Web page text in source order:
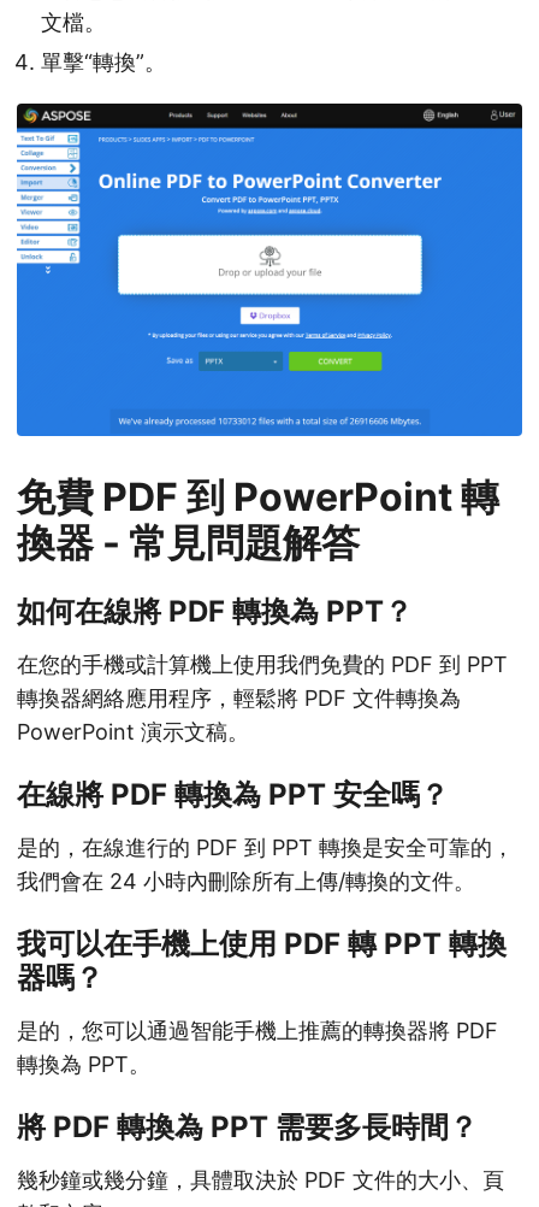
文檔。
單擊“轉換”。
免費 PDF 到 PowerPoint 轉
換器 - 常見問題解答
如何在線將 PDF 轉換為 PPT？
在您的手機或計算機上使用我們免費的 PDF 到 PPT
轉換器網絡應用程序，輕鬆將 PDF 文件轉換為
PowerPoint 演示文稿。
在線將 PDF 轉換為 PPT 安全嗎？
是的，在線進行的 PDF 到 PPT 轉換是安全可靠的，
我們會在 24 小時內刪除所有上傳/轉換的文件。
我可以在手機上使用 PDF 轉 PPT 轉換
器嗎？
是的，您可以通過智能手機上推薦的轉換器將 PDF
轉換為 PPT。
將 PDF 轉換為 PPT 需要多長時間？
幾秒鐘或幾分鐘，具體取決於 PDF 文件的大小、頁